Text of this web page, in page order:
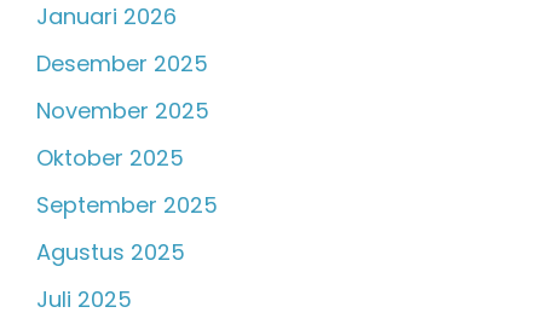
Januari 2026
Desember 2025
November 2025
Oktober 2025
September 2025
Agustus 2025
Juli 2025